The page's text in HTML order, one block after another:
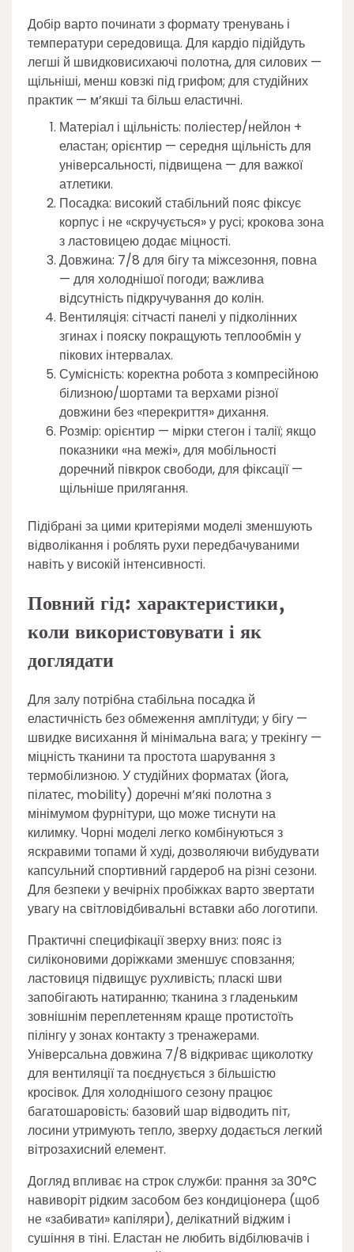
Добір варто починати з формату тренувань і
температури середовища. Для кардіо підійдуть
легші й швидковисихаючі полотна, для силових —
щільніші, менш ковзкі під грифом; для студійних
практик — м’якші та більш еластичні.
Матеріал і щільність: поліестер/нейлон +
еластан; орієнтир — середня щільність для
універсальності, підвищена — для важкої
атлетики.
Посадка: високий стабільний пояс фіксує
корпус і не «скручується» у русі; крокова зона
з ластовицею додає міцності.
Довжина: 7/8 для бігу та міжсезоння, повна
— для холоднішої погоди; важлива
відсутність підкручування до колін.
Вентиляція: сітчасті панелі у підколінних
згинах і пояску покращують теплообмін у
пікових інтервалах.
Сумісність: коректна робота з компресійною
білизною/шортами та верхами різної
довжини без «перекриття» дихання.
Розмір: орієнтир — мірки стегон і талії; якщо
показники «на межі», для мобільності
доречний півкрок свободи, для фіксації —
щільніше прилягання.
Підібрані за цими критеріями моделі зменшують
відволікання і роблять рухи передбачуваними
навіть у високій інтенсивності.
Повний гід: характеристики,
коли використовувати і як
доглядати
Для залу потрібна стабільна посадка й
еластичність без обмеження амплітуди; у бігу —
швидке висихання й мінімальна вага; у трекінгу —
міцність тканини та простота шарування з
термобілизною. У студійних форматах (йога,
пілатес, mobility) доречні м’які полотна з
мінімумом фурнітури, що може тиснути на
килимку. Чорні моделі легко комбінуються з
яскравими топами й худі, дозволяючи вибудувати
капсульний спортивний гардероб на різні сезони.
Для безпеки у вечірніх пробіжках варто звертати
увагу на світловідбивальні вставки або логотипи.
Практичні специфікації зверху вниз: пояс із
силіконовими доріжками зменшує сповзання;
ластовиця підвищує рухливість; пласкі шви
запобігають натиранню; тканина з гладеньким
зовнішнім переплетенням краще протистоїть
пілінгу у зонах контакту з тренажерами.
Універсальна довжина 7/8 відкриває щиколотку
для вентиляції та поєднується з більшістю
кросівок. Для холоднішого сезону працює
багатошаровість: базовий шар відводить піт,
лосини утримують тепло, зверху додається легкий
вітрозахисний елемент.
Догляд впливає на строк служби: прання за 30°C
навиворіт рідким засобом без кондиціонера (щоб
не «забивати» капіляри), делікатний віджим і
сушіння в тіні. Еластан не любить відбілювачів і